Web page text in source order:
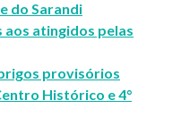
do Sarandi
atingidos pelas
provisórios
Histórico e 4°